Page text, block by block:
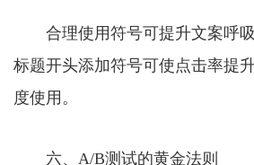
合理使用符号可提升文案呼吸
标题开头添加符号可使点击率提
度使用。
六、A/B测试的黄金法则